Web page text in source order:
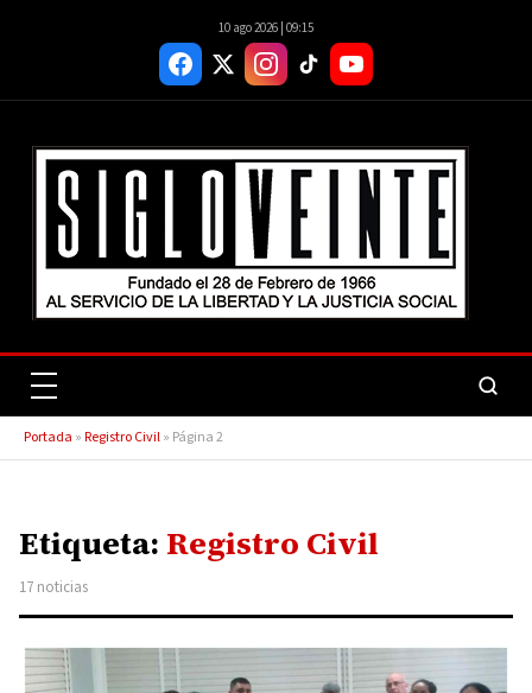
10 ago 2026 | 09:15
Portada »Registro Civil» Página 2
Etiqueta: Registro Civil
17 noticias